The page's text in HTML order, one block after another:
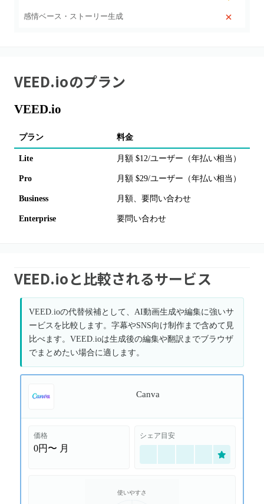
感情ベース・ストーリー生成
VEED.ioのプラン
VEED.io
プラン 料金
Lite 月額 $12/ユーザー（年払い相当）
Pro 月額 $29/ユーザー（年払い相当）
Business 月額、要問い合わせ
Enterprise 要問い合わせ
VEED.ioと比較されるサービス
VEED.ioの代替候補として、AI動画生成や編集に強いサ
ービスを比較します。字幕やSNS向け制作まで含めて見
比べます。VEED.ioは生成後の編集や翻訳までブラウザ
でまとめたい場合に適します。
Canva
価格
0円〜 月
シェア目安
使いやすさ